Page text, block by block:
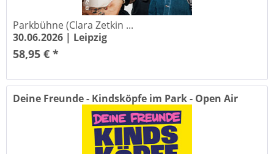
Parkbühne (Clara Zetkin ...
30.06.2026 | Leipzig
58,95 € *
Deine Freunde - Kindsköpfe im Park - Open Air